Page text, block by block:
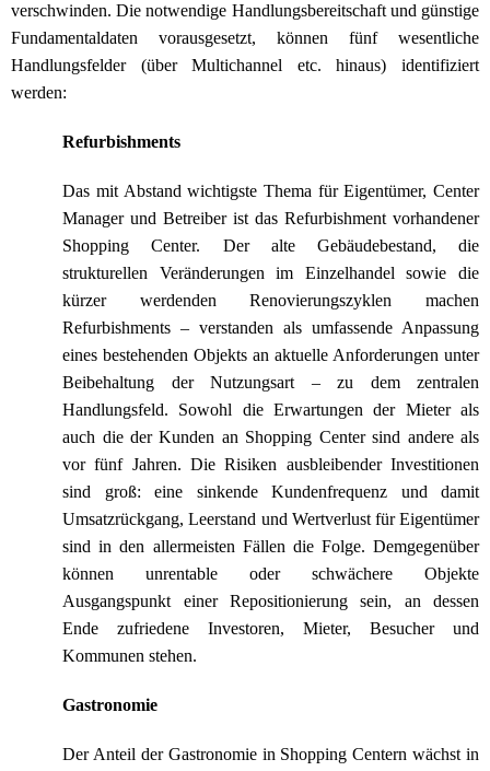
verschwinden. Die notwendige Handlungsbereitschaft und günstige
Fundamentaldaten vorausgesetzt, können fünf wesentliche
Handlungsfelder (über Multichannel etc. hinaus) identifiziert
werden:
Refurbishments
Das mit Abstand wichtigste Thema für Eigentümer, Center
Manager und Betreiber ist das Refurbishment vorhandener
Shopping Center. Der alte Gebäudebestand, die
strukturellen Veränderungen im Einzelhandel sowie die
kürzer werdenden Renovierungszyklen machen
Refurbishments – verstanden als umfassende Anpassung
eines bestehenden Objekts an aktuelle Anforderungen unter
Beibehaltung der Nutzungsart – zu dem zentralen
Handlungsfeld. Sowohl die Erwartungen der Mieter als
auch die der Kunden an Shopping Center sind andere als
vor fünf Jahren. Die Risiken ausbleibender Investitionen
sind groß: eine sinkende Kundenfrequenz und damit
Umsatzrückgang, Leerstand und Wertverlust für Eigentümer
sind in den allermeisten Fällen die Folge. Demgegenüber
können unrentable oder schwächere Objekte
Ausgangspunkt einer Repositionierung sein, an dessen
Ende zufriedene Investoren, Mieter, Besucher und
Kommunen stehen.
Gastronomie
Der Anteil der Gastronomie in Shopping Centern wächst in